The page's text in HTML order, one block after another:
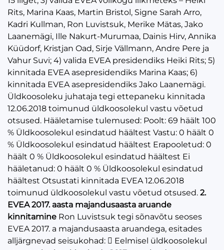
Rits, Marina Kaas, Martin Bristol, Signe Sarah Arro,
Kadri Kullman, Ron Luvistsuk, Merike Mätas, Jako
Laanemägi, Ille Nakurt-Murumaa, Dainis Hirv, Annika
Küüdorf, Kristjan Oad, Sirje Vällmann, Andre Pere ja
Vahur Suvi; 4) valida EVEA presidendiks Heiki Rits; 5)
kinnitada EVEA asepresidendiks Marina Kaas; 6)
kinnitada EVEA asepresidendiks Jako Laanemägi.
Üldkoosoleku juhataja tegi ettepaneku kinnitada
12.06.2018 toimunud üldkoosolekul vastu võetud
otsused. Hääletamise tulemused: Poolt: 69 häält 100
% Üldkoosolekul esindatud häältest Vastu: 0 häält 0
% Üldkoosolekul esindatud häältest Erapooletud: 0
häält 0 % Üldkoosolekul esindatud häältest Ei
hääletanud: 0 häält 0 % Üldkoosolekul esindatud
häältest Otsustati kinnitada EVEA 12.06.2018
toimunud üldkoosolekul vastu võetud otsused. 2.
EVEA 2017. aasta majandusaasta aruande
kinnitamine Ron Luvistsuk tegi sõnavõtu seoses
EVEA 2017. a majandusaasta aruandega, esitades
alljärgnevad seisukohad:  Eelmisel üldkoosolekul